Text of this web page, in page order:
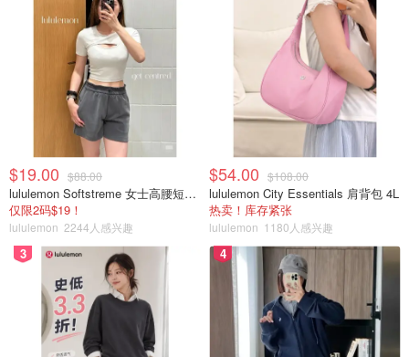
图片来自于Paris 2024，版权属于原作者
富丽堂皇的巴黎大皇宫位于巴黎市中心，于1900年为巴黎
世博会而建。作为巴黎标志性建筑，大皇宫有着悠久的历
史，曾举办过各种不同的体育赛事和艺术活动，击剑和跆拳
道比赛将在这里进行！
凡尔赛宫
$19.00 $88.00
lululemon Softstreme 女士高腰短裤 10cm
仅限2码$19！
lululemon 2244人感兴趣
$54.00 $108.00
lululemon City Essentials 肩背包 4L
热卖！库存紧张
lululemon 1180人感兴趣
3 4